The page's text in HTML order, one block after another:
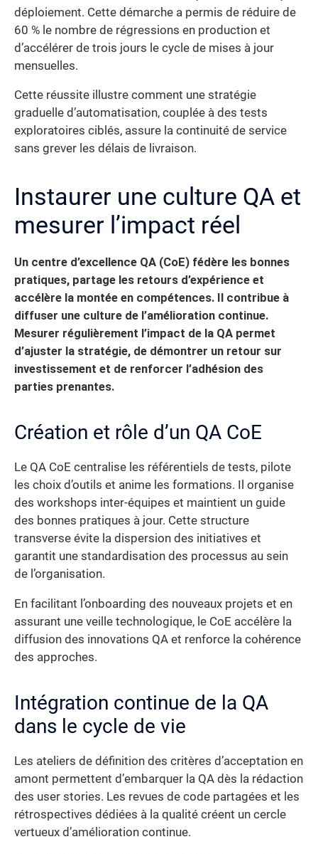
déploiement. Cette démarche a permis de réduire de
60 % le nombre de régressions en production et
d’accélérer de trois jours le cycle de mises à jour
mensuelles.
Cette réussite illustre comment une stratégie
graduelle d’automatisation, couplée à des tests
exploratoires ciblés, assure la continuité de service
sans grever les délais de livraison.
Instaurer une culture QA et
mesurer l’impact réel
Un centre d’excellence QA (CoE) fédère les bonnes
pratiques, partage les retours d’expérience et
accélère la montée en compétences. Il contribue à
diffuser une culture de l’amélioration continue.
Mesurer régulièrement l’impact de la QA permet
d’ajuster la stratégie, de démontrer un retour sur
investissement et de renforcer l’adhésion des
parties prenantes.
Création et rôle d’un QA CoE
Le QA CoE centralise les référentiels de tests, pilote
les choix d’outils et anime les formations. Il organise
des workshops inter-équipes et maintient un guide
des bonnes pratiques à jour. Cette structure
transverse évite la dispersion des initiatives et
garantit une standardisation des processus au sein
de l’organisation.
En facilitant l’onboarding des nouveaux projets et en
assurant une veille technologique, le CoE accélère la
diffusion des innovations QA et renforce la cohérence
des approches.
Intégration continue de la QA
dans le cycle de vie
Les ateliers de définition des critères d’acceptation en
amont permettent d’embarquer la QA dès la rédaction
des user stories. Les revues de code partagées et les
rétrospectives dédiées à la qualité créent un cercle
vertueux d’amélioration continue.